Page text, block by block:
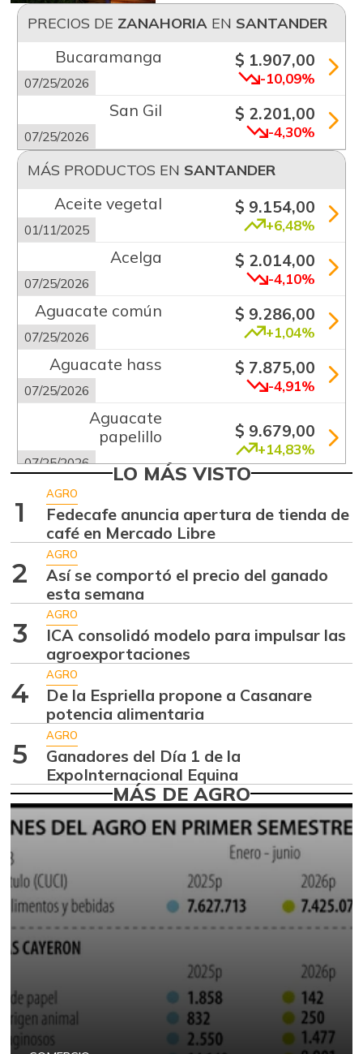
PRECIOS DE ZANAHORIAEN SANTANDER
Bucaramanga
07/25/2026
$ 1.907,00
-10,09%
San Gil
07/25/2026
$ 2.201,00
-4,30%
MÁS PRODUCTOS EN SANTANDER
Aceite vegetal
01/11/2025
$ 9.154,00
+6,48%
Acelga
07/25/2026
$ 2.014,00
-4,10%
Aguacate común
07/25/2026
$ 9.286,00
+1,04%
Aguacate hass
07/25/2026
$ 7.875,00
-4,91%
Aguacate
papelillo
07/25/2026
$ 9.679,00
+14,83%
07/25/2026 -
Ahuyamín
07/25/2026
$ 1.002,50
+4,43%
Ajo
07/25/2026
$ 8.208,50
Apio
07/25/2026
Arracacha
amarilla
07/25/2026
Arroz
05/01/2021
$ 1.546,67
+10,48%
Arroz blanco $ 2.440,00
+1,67%
Arroz blanco en
05/01/2021
$ 2.286,67
+3,66%
Arroz de primera $ 3.940,00
-
Arroz excelso
07/25/2026
$ 3.780,00
-
LO MÁS VISTO
1
AGRO
Fedecafe anuncia apertura de tienda de
café en Mercado Libre
2
AGRO
Así se comportó el precio del ganado
esta semana
3
AGRO
ICA consolidó modelo para impulsar las
agroexportaciones
4
AGRO
De la Espriella propone a Casanare
potencia alimentaria
5
AGRO
Ganadores del Día 1 de la
ExpoInternacional Equina
MÁS DE AGRO